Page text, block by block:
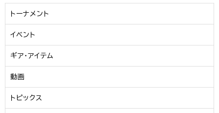
トーナメント
イベント
ギア・アイテム
動画
トピックス